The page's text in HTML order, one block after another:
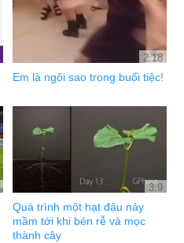
2:18
Em là ngôi sao trong buổi tiệc!
3:9
Quá trình một hạt đậu nảy
mầm tới khi bén rễ và mọc
thành cây